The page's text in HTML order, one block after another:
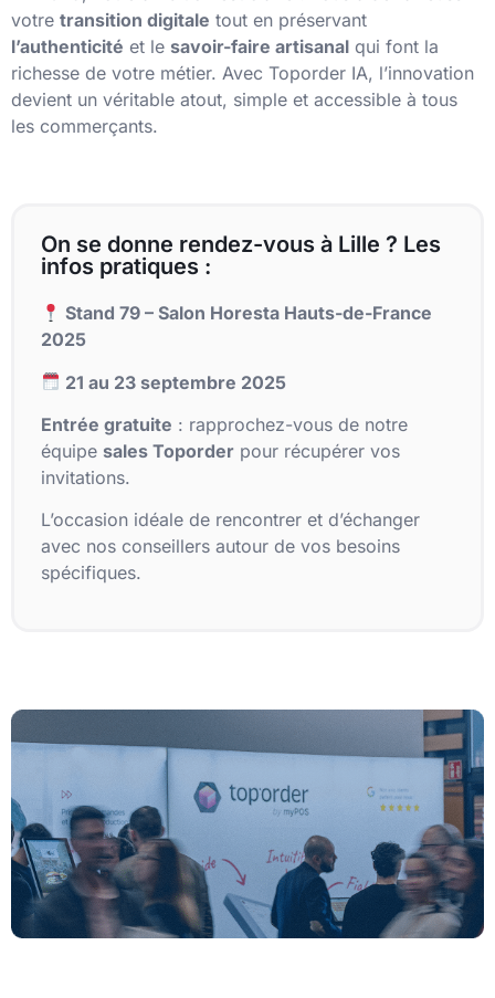
votre transition digitale tout en préservant
l’authenticité et le savoir-faire artisanal qui font la
richesse de votre métier. Avec Toporder IA, l’innovation
devient un véritable atout, simple et accessible à tous
les commerçants.
On se donne rendez-vous à Lille ? Les
infos pratiques :
Stand 79 – Salon Horesta Hauts-de-France
2025
21 au 23 septembre 2025
Entrée gratuite : rapprochez-vous de notre
équipe sales Toporder pour récupérer vos
invitations.
L’occasion idéale de rencontrer et d’échanger
avec nos conseillers autour de vos besoins
spécifiques.